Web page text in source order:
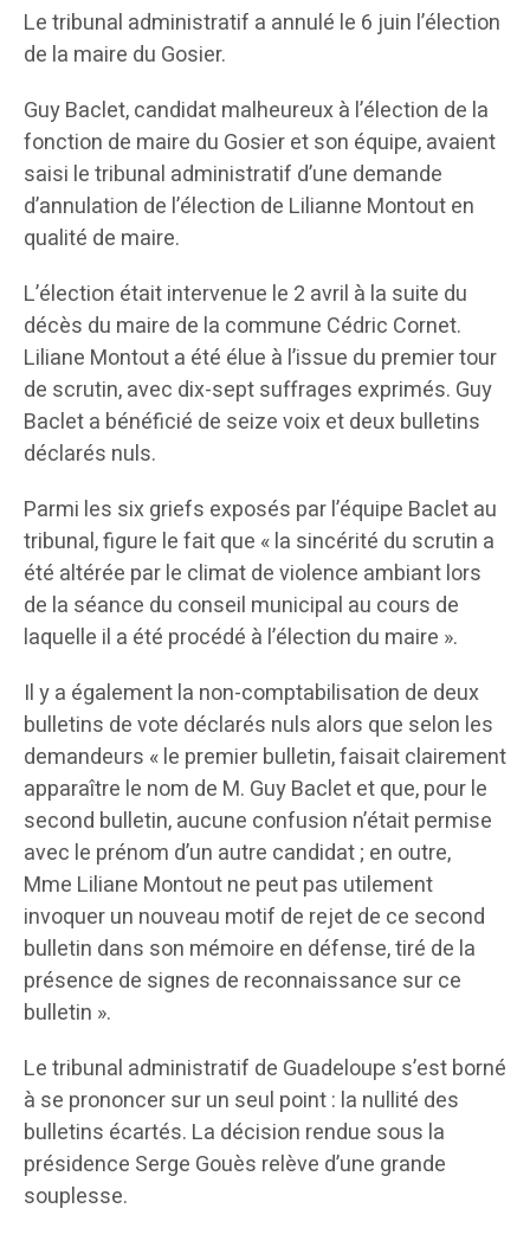
Le tribunal administratif a annulé le 6 juin l’élection
de la maire du Gosier.
Guy Baclet, candidat malheureux à l’élection de la
fonction de maire du Gosier et son équipe, avaient
saisi le tribunal administratif d’une demande
d’annulation de l’élection de Lilianne Montout en
qualité de maire.
L’élection était intervenue le 2 avril à la suite du
décès du maire de la commune Cédric Cornet.
Liliane Montout a été élue à l’issue du premier tour
de scrutin, avec dix-sept suffrages exprimés. Guy
Baclet a bénéficié de seize voix et deux bulletins
déclarés nuls.
Parmi les six griefs exposés par l’équipe Baclet au
tribunal, figure le fait que « la sincérité du scrutin a
été altérée par le climat de violence ambiant lors
de la séance du conseil municipal au cours de
laquelle il a été procédé à l’élection du maire ».
Il y a également la non-comptabilisation de deux
bulletins de vote déclarés nuls alors que selon les
demandeurs « le premier bulletin, faisait clairement
apparaître le nom de M. Guy Baclet et que, pour le
second bulletin, aucune confusion n’était permise
avec le prénom d’un autre candidat ; en outre,
Mme Liliane Montout ne peut pas utilement
invoquer un nouveau motif de rejet de ce second
bulletin dans son mémoire en défense, tiré de la
présence de signes de reconnaissance sur ce
bulletin ».
Le tribunal administratif de Guadeloupe s’est borné
à se prononcer sur un seul point : la nullité des
bulletins écartés. La décision rendue sous la
présidence Serge Gouès relève d’une grande
souplesse.